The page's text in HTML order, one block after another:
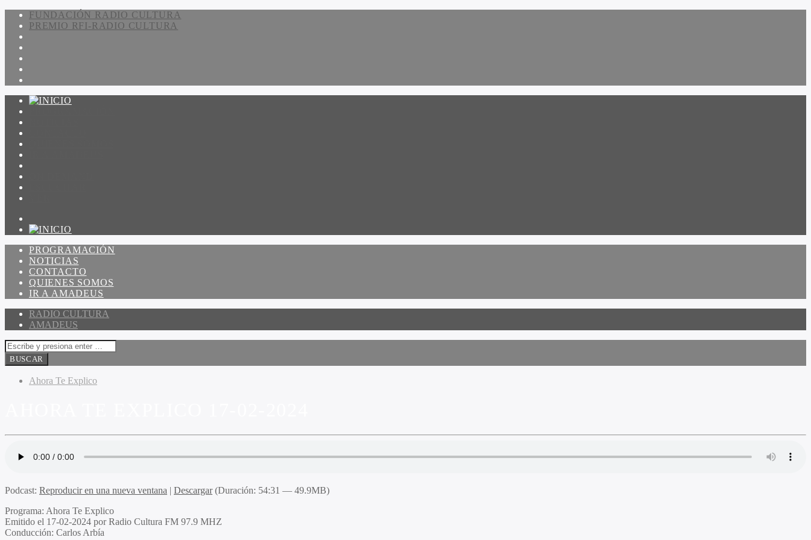
FUNDACIÓN RADIO CULTURA
PREMIO RFI-RADIO CULTURA
PROGRAMACIÓN
NOTICIAS
CONTACTO
QUIENES SOMOS
IR A AMADEUS
RADIO CULTURA
AMADEUS
Ahora Te Explico
Podcast: Reproducir en una nueva ventana | Descargar(Duración: 54:31 — 49.9MB)
Programa: Ahora Te Explico
Emitido el 17-02-2024 por Radio Cultura FM 97.9 MHZ
Conducción: Carlos Arbía